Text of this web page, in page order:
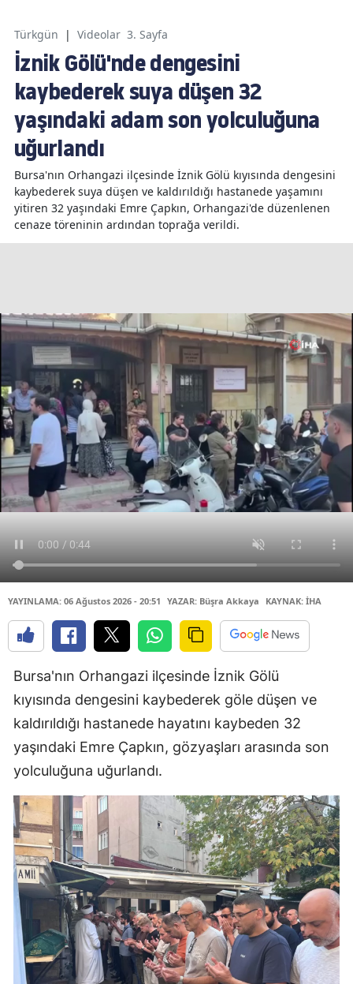
Türkgün | Videolar 3. Sayfa
İznik Gölü'nde dengesini
kaybederek suya düşen 32
yaşındaki adam son yolculuğuna
uğurlandı
Bursa'nın Orhangazi ilçesinde İznik Gölü kıyısında dengesini
kaybederek suya düşen ve kaldırıldığı hastanede yaşamını
yitiren 32 yaşındaki Emre Çapkın, Orhangazi'de düzenlenen
cenaze töreninin ardından toprağa verildi.
YAYINLAMA: 06 Ağustos 2026 - 20:51 YAZAR: Büşra Akkaya KAYNAK: İHA
Bursa'nın Orhangazi ilçesinde İznik Gölü
kıyısında dengesini kaybederek göle düşen ve
kaldırıldığı hastanede hayatını kaybeden 32
yaşındaki Emre Çapkın, gözyaşları arasında son
yolculuğuna uğurlandı.